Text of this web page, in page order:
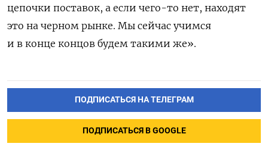
цепочки поставок, а если чего-то нет, находят
это на черном рынке. Мы сейчас учимся
и в конце концов будем такими же».
ПОДПИСАТЬСЯ НА ТЕЛЕГРАМ
ПОДПИСАТЬСЯ В GOOGLE